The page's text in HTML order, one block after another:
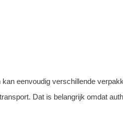
eenvoudig verschillende
Dat is belangrijk omdat